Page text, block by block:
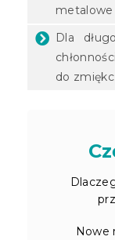
metalowe
Dla
do
Nowe